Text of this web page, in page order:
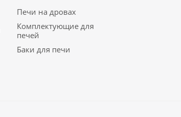
Печи на дровах
Комплектующие для
печей
Баки для печи